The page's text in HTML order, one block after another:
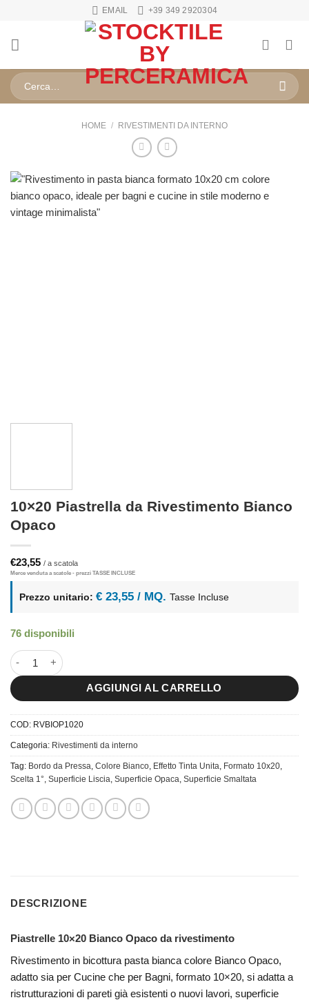
contenuti
EMAIL +39 349 2920304
Cerca:
HOME / RIVESTIMENTI DA INTERNO
10×20 Piastrella da Rivestimento Bianco
Opaco
€23,55
Prezzo unitario: € 23,55 / MQ. Tasse Incluse
76 disponibili
10x20 Piastrella da Rivestimento Bianco Opaco quantità
AGGIUNGI AL CARRELLO
COD: RVBIOP1020
Categoria: Rivestimenti da interno
Tag: Bordo da Pressa, Colore Bianco, Effetto Tinta Unita, Formato 10x20,
Scelta 1°, Superficie Liscia, Superficie Opaca, Superficie Smaltata
DESCRIZIONE
Piastrelle 10×20 Bianco Opaco da rivestimento
Rivestimento in bicottura pasta bianca colore Bianco Opaco,
adatto sia per Cucine che per Bagni, formato 10×20, si adatta a
ristrutturazioni di pareti già esistenti o nuovi lavori, superficie